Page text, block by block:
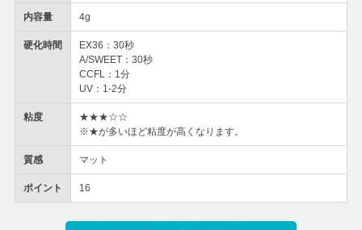
内容量 4g
硬化時間
EX36：30秒
A/SWEET：30秒
CCFL：1分
UV：1-2分
粘度
★★★☆☆
※★が多いほど粘度が高くなります。
質感 マット
ポイント 16